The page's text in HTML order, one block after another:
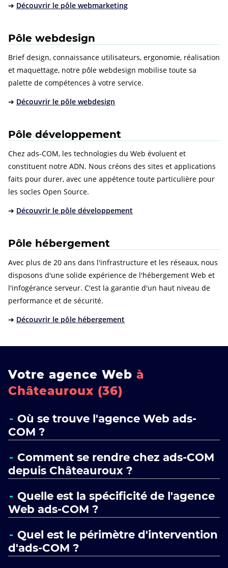
➔ Découvrir le pôle webmarketing
Pôle webdesign
Brief design, connaissance utilisateurs, ergonomie, réalisation
et maquettage, notre pôle webdesign mobilise toute sa
palette de compétences à votre service.
➔ Découvrir le pôle webdesign
Pôle développement
Chez ads-COM, les technologies du Web évoluent et
constituent notre ADN. Nous créons des sites et applications
faits pour durer, avec une appétence toute particulière pour
les socles Open Source.
➔ Découvrir le pôle développement
Pôle hébergement
Avec plus de 20 ans dans l'infrastructure et les réseaux, nous
disposons d'une solide expérience de l'hébergement Web et
l'infogérance serveur. C'est la garantie d'un haut niveau de
performance et de sécurité.
➔ Découvrir le pôle hébergement
Votre agence Web à
Châteauroux (36)
Où se trouve l'agence Web ads-
COM ?
Comment se rendre chez ads-COM
depuis Châteauroux ?
Quelle est la spécificité de l'agence
Web ads-COM ?
Quel est le périmètre d'intervention
d'ads-COM ?